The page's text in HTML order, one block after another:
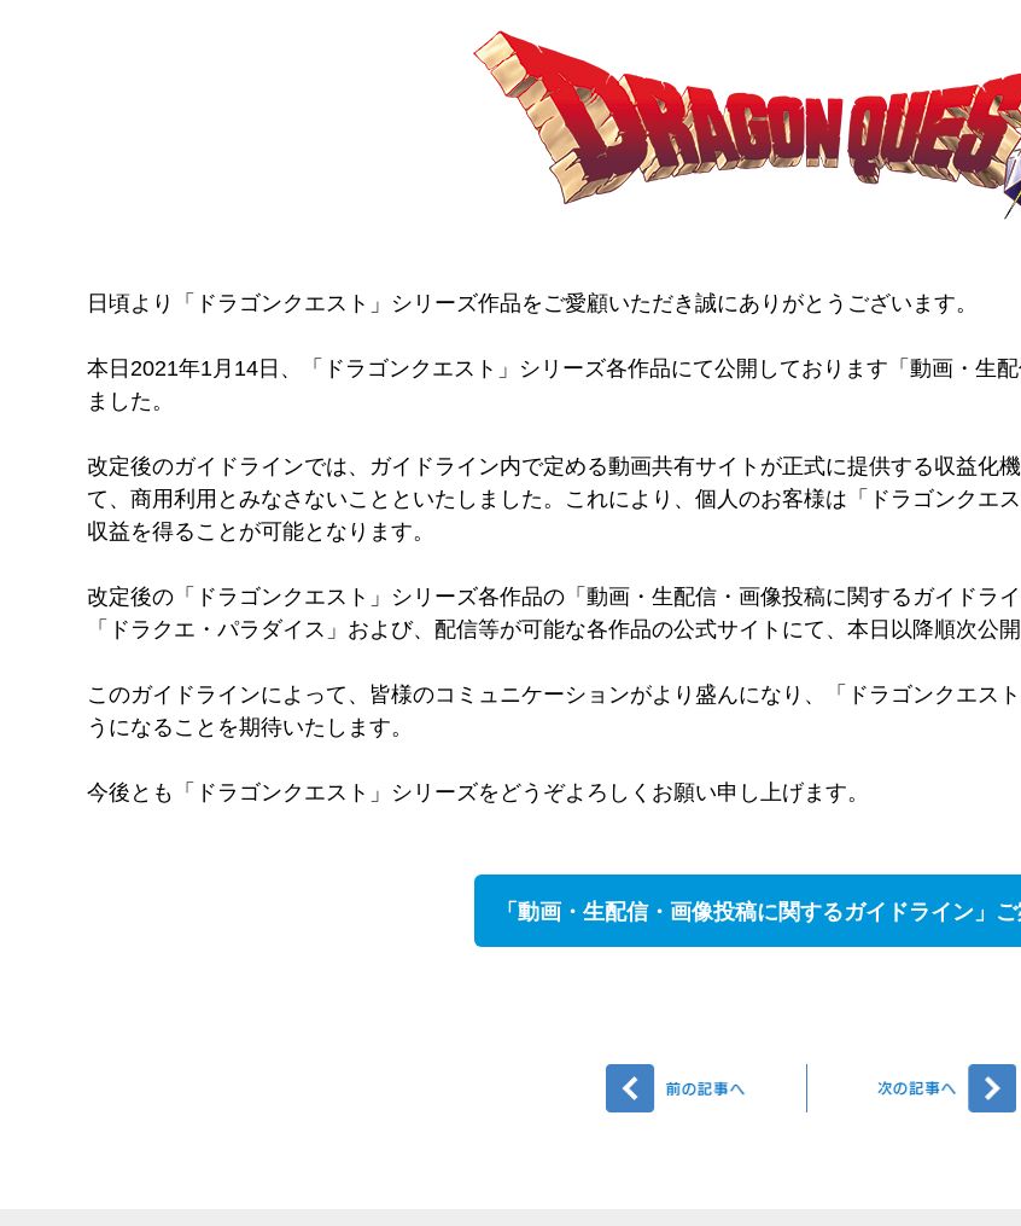
日頃より「ドラゴンクエスト」シリーズ作品をご愛顧いただき誠にありがとうございます。
本日2021年1月14日、「ドラゴンクエスト」シリーズ各作品にて公開しております「動画・生
ました。
改定後のガイドラインでは、ガイドライン内で定める動画共有サイトが正式に提供する収益化
て、商用利用とみなさないことといたしました。これにより、個人のお客様は「ドラゴンクエ
収益を得ることが可能となります。
改定後の「ドラゴンクエスト」シリーズ各作品の「動画・生配信・画像投稿に関するガイドラ
「ドラクエ・パラダイス」および、配信等が可能な各作品の公式サイトにて、本日以降順次公開
このガイドラインによって、皆様のコミュニケーションがより盛んになり、「ドラゴンクエス
うになることを期待いたします。
今後とも「ドラゴンクエスト」シリーズをどうぞよろしくお願い申し上げます。
「動画・生配信・画像投稿に関するガイドライン」